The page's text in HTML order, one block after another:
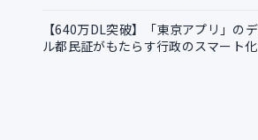
【640万DL突破】「東京アプリ」の
ル都民証がもたらす行政のスマート化